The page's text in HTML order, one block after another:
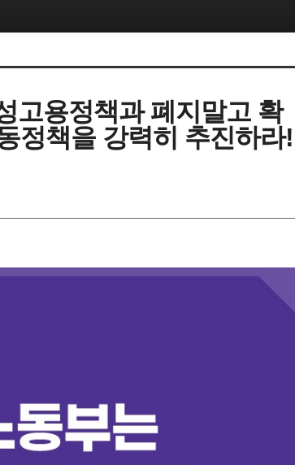
고용정책과 폐지말고 확
정책을 강력히 추진하라!